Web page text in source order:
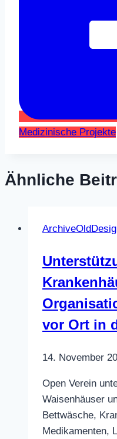
Medizinische Projekte
Ähnliche
vor Ort in
14. November
Open Verein
Waisenhäuser
Bettwäsche,
Medikamenten,